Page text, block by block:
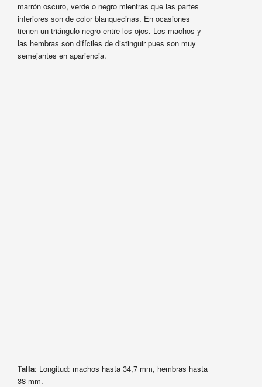
marrón oscuro, verde o negro mientras que las partes
inferiores son de color blanquecinas. En ocasiones
tienen un triángulo negro entre los ojos. Los machos y
las hembras son difíciles de distinguir pues son muy
semejantes en apariencia.
Talla: Longitud: machos hasta 34,7 mm, hembras hasta
38 mm.